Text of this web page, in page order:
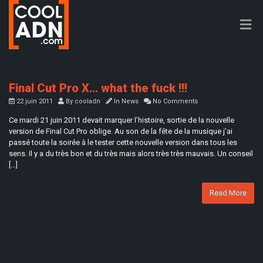
Final Cut Pro X… what the fuck !!!
22 juin 2011 By cooladn In News No Comments
Ce mardi 21 juin 2011 devait marquer l’histoire, sortie de la nouvelle
version de Final Cut Pro oblige. Au son de la fête de la musique j’ai
passé toute la soirée à le tester cette nouvelle version dans tous les
sens. Il y a du très bon et du très mais alors très très mauvais. Un conseil
[…]
Read More